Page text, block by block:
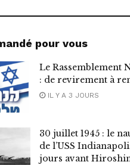
pour vous
Le Rassemblement
: de revirement à
IL Y A 3 JOURS
30 juillet 1945 : le
de l’USS
jours avant